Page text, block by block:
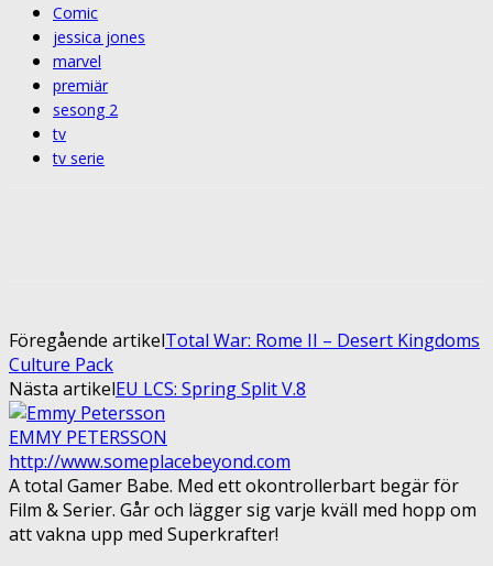
Comic
jessica jones
marvel
premiär
sesong 2
tv
tv serie
Föregående artikelTotal War: Rome II – Desert Kingdoms
Culture Pack
Nästa artikelEU LCS: Spring Split V.8
EMMY PETERSSON
http://www.someplacebeyond.com
A total Gamer Babe. Med ett okontrollerbart begär för
Film & Serier. Går och lägger sig varje kväll med hopp om
att vakna upp med Superkrafter!